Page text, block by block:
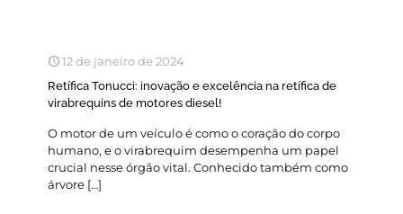
12 de janeiro de 2024
Retífica Tonucci: inovação e excelência na retífica de
virabrequins de motores diesel!
O motor de um veículo é como o coração do corpo
humano, e o virabrequim desempenha um papel
crucial nesse órgão vital. Conhecido também como
árvore […]